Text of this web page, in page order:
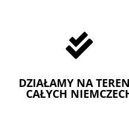

DZIAŁAMY NA
CAŁYCH